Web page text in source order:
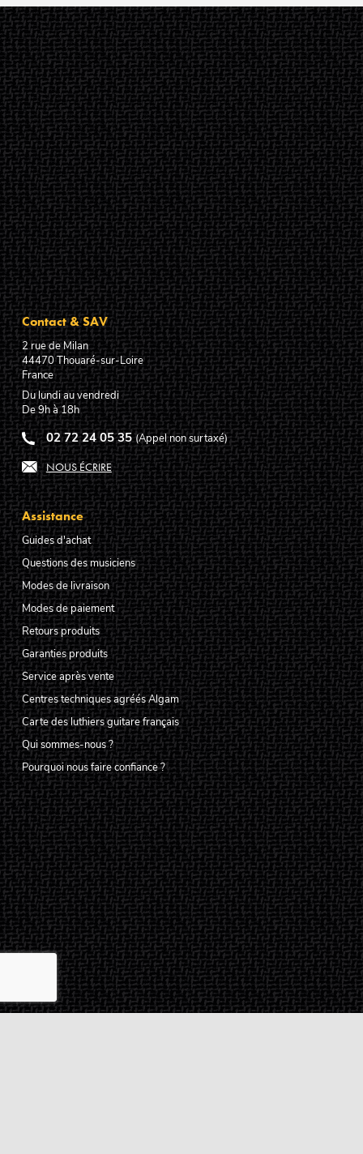
Contact & SAV
2 rue de Milan
44470Thouaré-sur-Loire
France
Du lundi au vendredi
De 9h à 18h
02 72 24 05 35 (Appel non surtaxé)
NOUS ÉCRIRE
Assistance
Guides d'achat
Questions des musiciens
Modes de livraison
Modes de paiement
Retours produits
Garanties produits
Service après vente
Centres techniques agréés Algam
Carte des luthiers guitare français
Qui sommes-nous ?
Pourquoi nous faire confiance ?